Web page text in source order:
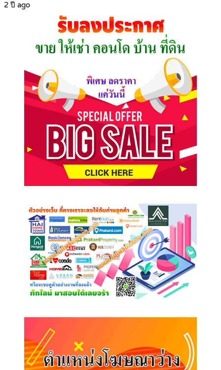
2 ปี ago